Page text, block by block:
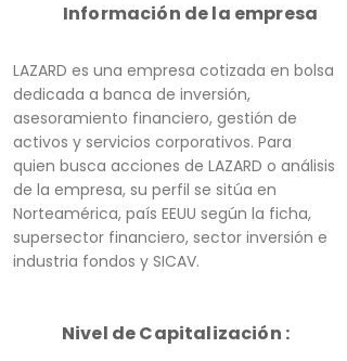
Información de la empresa
LAZARD es una empresa cotizada en bolsa
dedicada a banca de inversión,
asesoramiento financiero, gestión de
activos y servicios corporativos. Para
quien busca acciones de LAZARD o análisis
de la empresa, su perfil se sitúa en
Norteamérica, país EEUU según la ficha,
supersector financiero, sector inversión e
industria fondos y SICAV.
Nivel de Capitalización :